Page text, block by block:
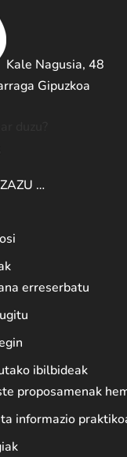
Kale Nagusia, 48
Gipuzkoa
…
erreserbatu
ibilbideak
proposamenak
informazio